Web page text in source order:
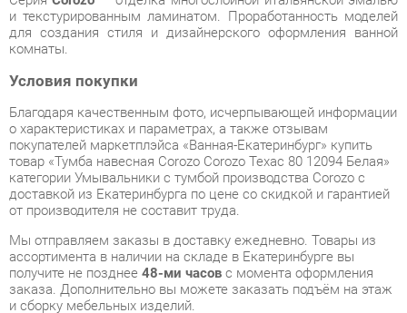
Условия покупки
Благодаря качественным фото, исчерпывающей информации
о характеристиках и параметрах, а также отзывам
покупателей маркетплэйса «Ванная-Екатеринбург» купить
товар «Тумба навесная Corozo Corozo Техас 80 12094 Белая»
категории Умывальники с тумбой производства Corozo с
доставкой из Екатеринбурга по цене со скидкой и гарантией
от производителя не составит труда.
Мы отправляем заказы в доставку ежедневно. Товары из
ассортимента в наличии на складе в Екатеринбурге вы
получите не позднее48-ми часовс момента оформления
заказа. Дополнительно вы можете заказать подъём на этаж
Срок доставки в другие регионы, и для товаров, находящихся
на складах производителей, рассчитывается индивидуально.
Уточнить наличие, срок и стоимость доставки вы можете
через формуобратной связи.